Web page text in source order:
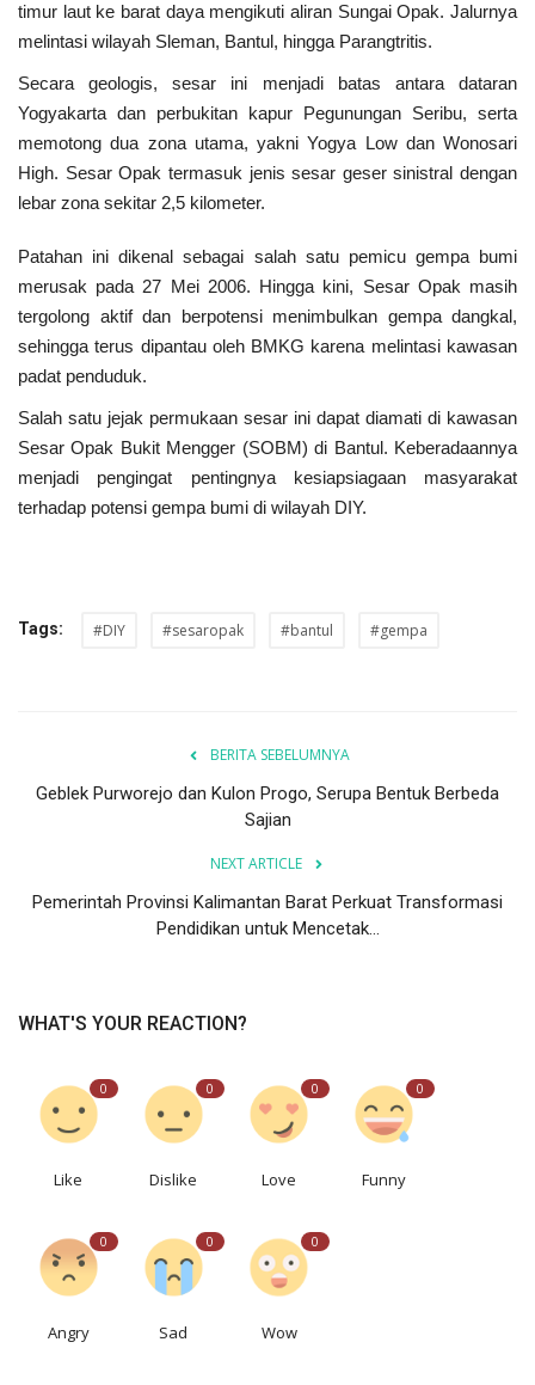
Informasi Journalism
Olahraga
Kesehatan
Layanan Publik
Perempuan/Anak
timur laut ke barat daya mengikuti aliran Sungai Opak. Jalurnya
melintasi wilayah Sleman, Bantul, hingga Parangtritis.
Secara geologis, sesar ini menjadi batas antara dataran
Yogyakarta dan perbukitan kapur Pegunungan Seribu, serta
memotong dua zona utama, yakni Yogya Low dan Wonosari
High. Sesar Opak termasuk jenis sesar geser sinistral dengan
lebar zona sekitar 2,5 kilometer.
Patahan ini dikenal sebagai salah satu pemicu gempa bumi
merusak pada 27 Mei 2006. Hingga kini, Sesar Opak masih
tergolong aktif dan berpotensi menimbulkan gempa dangkal,
sehingga terus dipantau oleh BMKG karena melintasi kawasan
padat penduduk.
Salah satu jejak permukaan sesar ini dapat diamati di kawasan
Sesar Opak Bukit Mengger (SOBM) di Bantul. Keberadaannya
menjadi pengingat pentingnya kesiapsiagaan masyarakat
terhadap potensi gempa bumi di wilayah DIY.
Tags: #DIY #sesaropak #bantul #gempa
BERITA SEBELUMNYA
Geblek Purworejo dan Kulon Progo, Serupa Bentuk Berbeda
Sajian
NEXT ARTICLE
Pemerintah Provinsi Kalimantan Barat Perkuat Transformasi
Pendidikan untuk Mencetak...
WHAT'S YOUR REACTION?
0
Like
0
Dislike
0
Love
0
Funny
0
Angry
0
Sad
0
Wow